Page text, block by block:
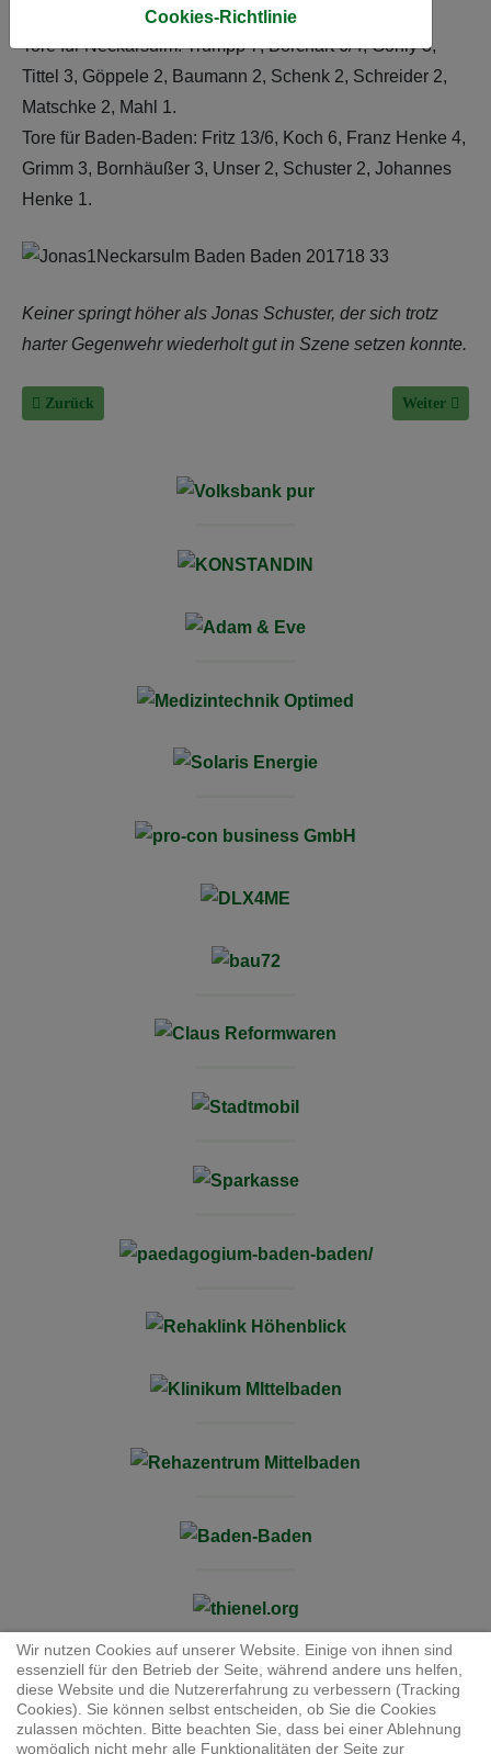
Konto – ein wahrlich imponierende Bilanz.
Tore für Neckarsulm: Trumpp 7, Borchart 6/4, Gohly 3,
Tittel 3, Göppele 2, Baumann 2, Schenk 2, Schreider 2,
Matschke 2, Mahl 1.
Tore für Baden-Baden: Fritz 13/6, Koch 6, Franz Henke 4,
Grimm 3, Bornhäußer 3, Unser 2, Schuster 2, Johannes
Henke 1.
Keiner springt höher als Jonas Schuster, der sich trotz
harter Gegenwehr wiederholt gut in Szene setzen konnte.
Vorheriger Beitrag: Aus der TVS-Jugendabteilung
Zurück Nächster
Weiter
JB Cookies
Cookies-Richtlinie
Wir nutzen Cookies auf unserer Website. Einige von ihnen sind
essenziell für den Betrieb der Seite, während andere uns helfen,
diese Website und die Nutzererfahrung zu verbessern (Tracking
Cookies). Sie können selbst entscheiden, ob Sie die Cookies
zulassen möchten. Bitte beachten Sie, dass bei einer Ablehnung
womöglich nicht mehr alle Funktionalitäten der Seite zur